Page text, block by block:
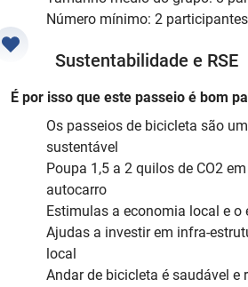
Número mínimo: 2 participantes
Sustentabilidade e RSE
É por isso que este passeio é bom
Os passeios de bicicleta são
sustentável
Poupa 1,5 a 2 quilos de CO2
autocarro
Estimulas a economia local e o
Ajudas a investir em infra-
local
Andar de bicicleta é saudável e